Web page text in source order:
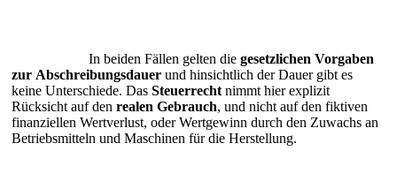
In beiden Fällen gelten die gesetzlichen Vorgaben
zur Abschreibungsdauer und hinsichtlich der Dauer gibt es
keine Unterschiede. Das Steuerrechtnimmt hier explizit
Rücksicht auf den realen Gebrauch, und nicht auf den fiktiven
finanziellen Wertverlust, oder Wertgewinn durch den Zuwachs an
Betriebsmitteln und Maschinen für die Herstellung.